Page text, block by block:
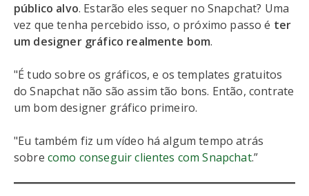
público alvo. Estarão eles sequer no Snapchat? Uma
vez que tenha percebido isso, o próximo passo é ter
um designer gráfico realmente bom.
"É tudo sobre os gráficos, e os templates gratuitos
do Snapchat não são assim tão bons. Então, contrate
um bom designer gráfico primeiro.
"Eu também fiz um vídeo há algum tempo atrás
sobre como conseguir clientes com Snapchat.”